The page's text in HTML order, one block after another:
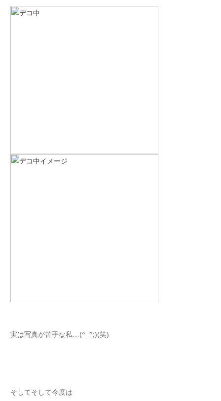
実は写真が苦手な私…(^_^;)(笑)
そしてそして今度は